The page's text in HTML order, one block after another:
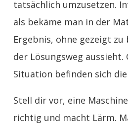
tatsächlich umzusetzen.
als bekäme man in der
Ergebnis, ohne gezeigt zu
der Lösungsweg aussieht.
Situation befinden sich
Stell dir vor, eine
richtig und macht Lärm.